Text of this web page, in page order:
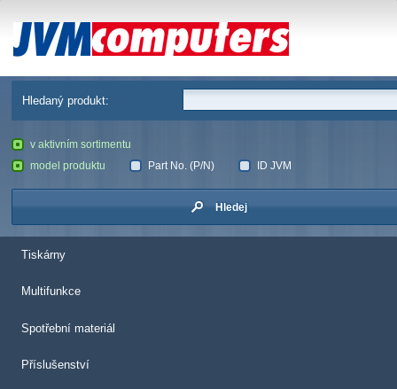
JVM Computers
Hledaný produkt:
v aktivním sortimentu
model produktu
Part No. (P/N) ID JVM
Hledej
Tiskárny
Multifunkce
Spotřební materiál
Příslušenství